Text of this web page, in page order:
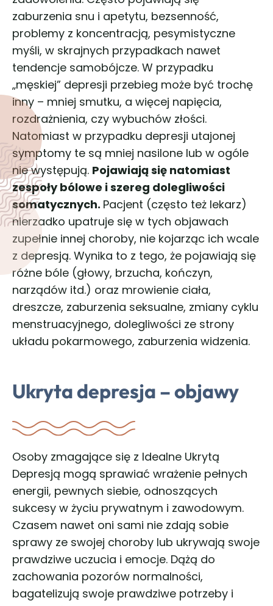
zaburzenia snu i apetytu, bezsenność,
problemy z koncentracją, pesymistyczne
myśli, w skrajnych przypadkach nawet
tendencje samobójcze. W przypadku
„męskiej” depresji przebieg może być trochę
inny – mniej smutku, a więcej napięcia,
rozdrażnienia, czy wybuchów złości.
Natomiast w przypadku depresji utajonej
symptomy te są mniej nasilone lub w ogóle
nie występują. Pojawiają się natomiast
zespoły bólowe i szereg dolegliwości
somatycznych. Pacjent (często też lekarz)
nierzadko upatruje się w tych objawach
zupełnie innej choroby, nie kojarząc ich wcale
z depresją. Wynika to z tego, że pojawiają się
różne bóle (głowy, brzucha, kończyn,
narządów itd.) oraz mrowienie ciała,
dreszcze, zaburzenia seksualne, zmiany cyklu
menstruacyjnego, dolegliwości ze strony
układu pokarmowego, zaburzenia widzenia.
Ukryta depresja – objawy
Osoby zmagające się z Idealne Ukrytą
Depresją mogą sprawiać wrażenie pełnych
energii, pewnych siebie, odnoszących
sukcesy w życiu prywatnym i zawodowym.
Czasem nawet oni sami nie zdają sobie
sprawy ze swojej choroby lub ukrywają swoje
prawdziwe uczucia i emocje. Dążą do
zachowania pozorów normalności,
bagatelizują swoje prawdziwe potrzeby i